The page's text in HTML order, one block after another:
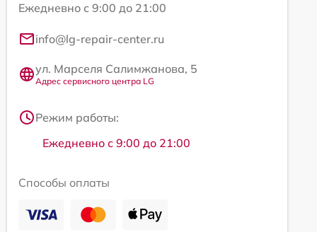
Ежедневно с 9:00 до 21:00
info@lg-repair-center.ru
ул. Марселя Салимжанова, 5
Адрес сервисного центра LG
Режим работы:
Ежедневно с 9:00 до 21:00
Способы оплаты